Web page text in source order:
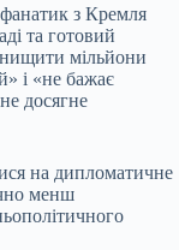
з Кремля
та готовий
мільйони
і «не бажає
досягне
на дипломатичне
менш